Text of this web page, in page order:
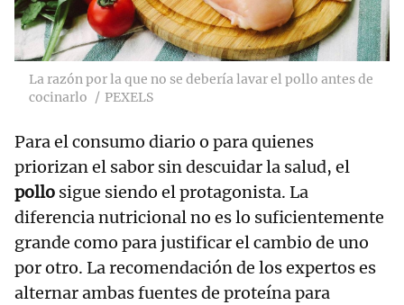
La razón por la que no se debería lavar el pollo antes de
cocinarlo
PEXELS
Para el consumo diario o para quienes
priorizan el sabor sin descuidar la salud, el
pollo sigue siendo el protagonista. La
diferencia nutricional no es lo suficientemente
grande como para justificar el cambio de uno
por otro. La recomendación de los expertos es
alternar ambas fuentes de proteína para